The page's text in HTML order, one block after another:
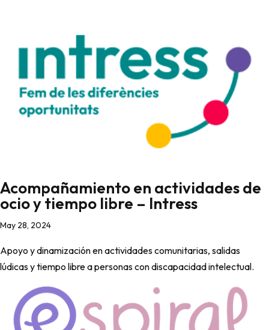
Acompañamiento en actividades de
ocio y tiempo libre – Intress
May 28, 2024
Apoyo y dinamización en actividades comunitarias, salidas
lúdicas y tiempo libre a personas con discapacidad intelectual.